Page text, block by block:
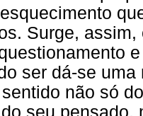
Surge,
ser dá-se
não só
seu pensado,